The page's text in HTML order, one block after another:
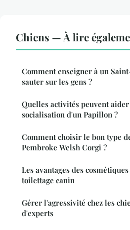
Chiens — À lire
Comment enseigner à un
sauter sur les gens ?
Quelles activités peuvent
socialisation d'un Papillon ?
Comment choisir le bon type
Pembroke Welsh Corgi ?
Les avantages des
toilettage canin
Gérer l'agressivité chez les
d'experts